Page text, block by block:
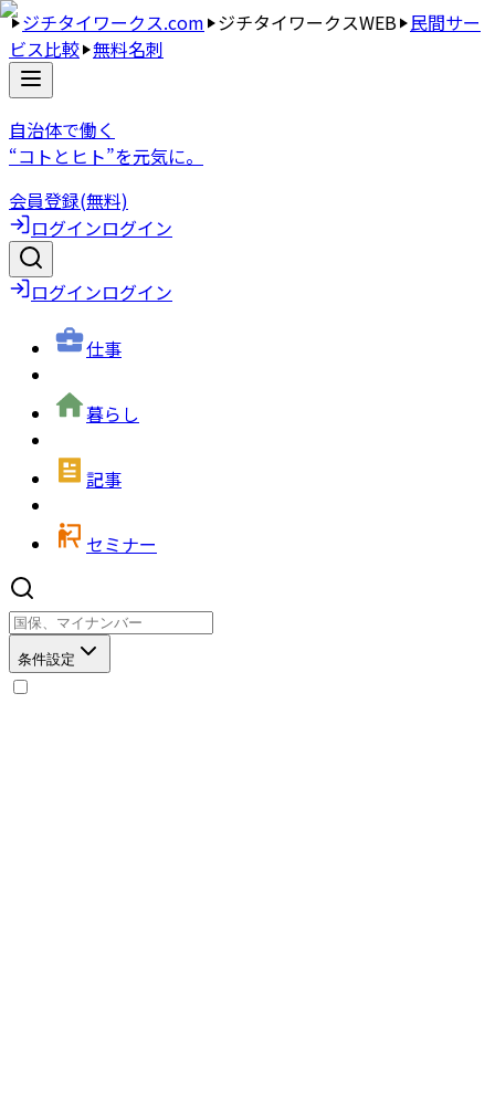
ジチタイワークス.com ジチタイワークスWEB 民間サー
ビス比較 無料名刺
自治体で働く
“コトとヒト”を元気に。
会員登録(無料)
ログインログイン
ログインログイン
仕事
暮らし
記事
セミナー
条件設定